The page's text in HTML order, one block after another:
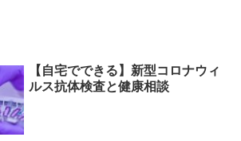
【自宅でできる】新型コロナウィ
ルス抗体検査と健康相談